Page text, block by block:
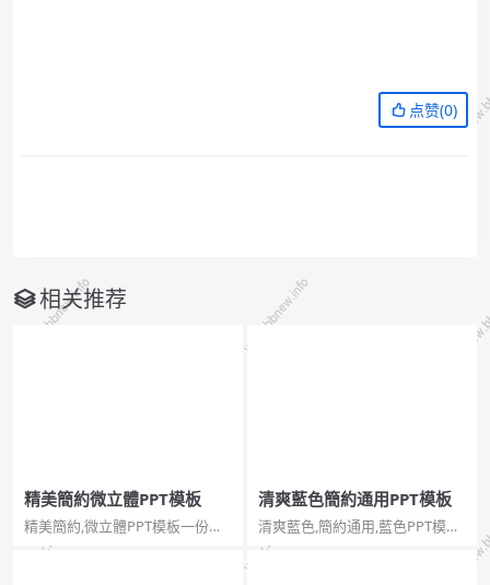
点赞(0)
相关推荐
精美簡約微立體PPT模板
精美簡約,微立體PPT模板一份設
計簡約好看的PPT模板，圖示採
清爽藍色簡約通用PPT模板
清爽藍色,簡約通用,藍色PPT模板
清爽藍色簡約通用PPT模板。一